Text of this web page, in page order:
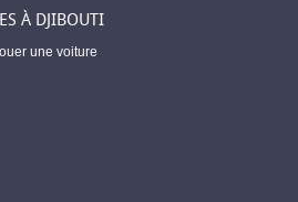
À DJIBOUTI
une voiture